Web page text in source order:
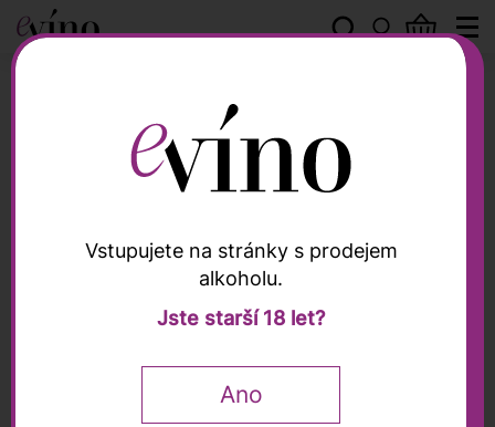
Veltlínské zelené 2025,
THAYA, 0,75l
Vstupujete na stránky s prodejem
alkoholu.
Jste starší 18 let?
Ano